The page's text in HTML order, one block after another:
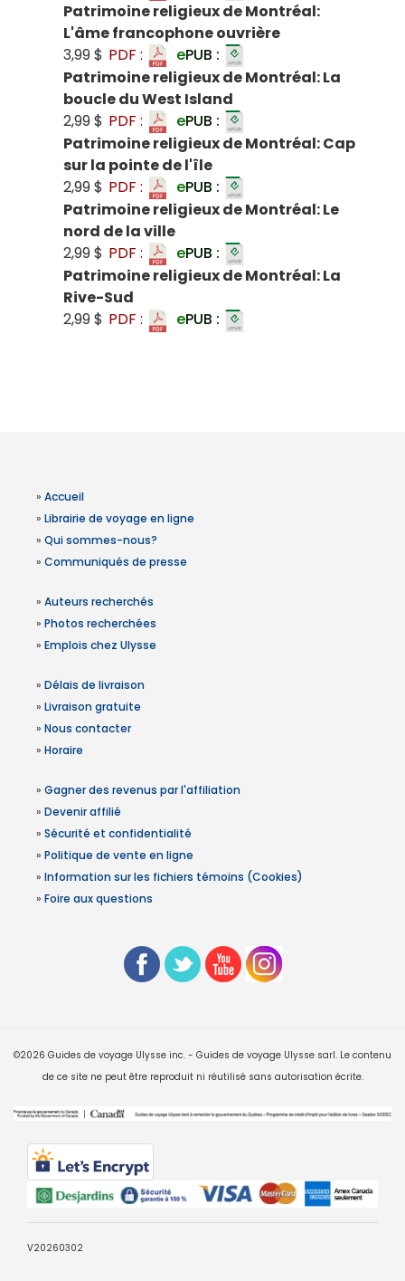
Patrimoine religieux de Montréal:
L'âme francophone ouvrière
3,99 $ PDF : ePUB :
Patrimoine religieux de Montréal: La
boucle du West Island
2,99 $ PDF : ePUB :
Patrimoine religieux de Montréal: Cap
sur la pointe de l'île
2,99 $ PDF : ePUB :
Patrimoine religieux de Montréal: Le
nord de la ville
2,99 $ PDF : ePUB :
Patrimoine religieux de Montréal: La
Rive-Sud
2,99 $ PDF : ePUB :
» Accueil
» Librairie de voyage en ligne
» Qui sommes-nous?
» Communiqués de presse
» Auteurs recherchés
» Photos recherchées
» Emplois chez Ulysse
» Délais de livraison
» Livraison gratuite
» Nous contacter
» Horaire
» Gagner des revenus par l'affiliation
» Devenir affilié
» Sécurité et confidentialité
» Politique de vente en ligne
» Information sur les fichiers témoins (Cookies)
» Foire aux questions
©2026 Guides de voyage Ulysse inc. - Guides de voyage Ulysse sarl. Le contenu
de ce site ne peut être reproduit ni réutilisé sans autorisation écrite.
V20260302